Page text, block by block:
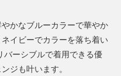
かなブルーカラーで華やか
イビーでカラーを落ち着い
バーシブルで着用できる優
ジも叶います。